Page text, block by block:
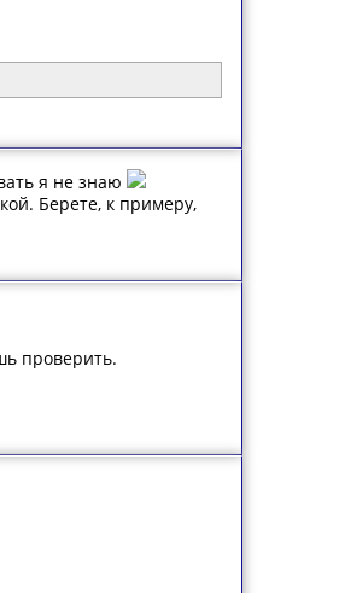
я не знаю
Берете, к примеру,
проверить.